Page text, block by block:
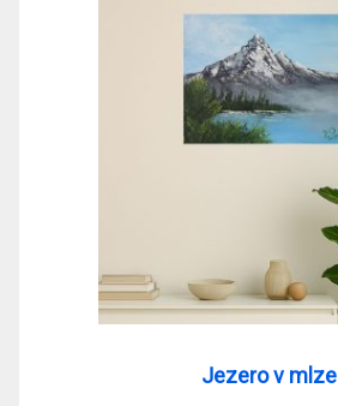
Jezero v mlze